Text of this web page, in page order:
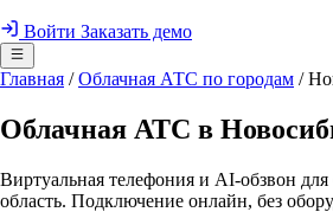
Войти Заказать демо
Главная / Облачная АТС по городам /
Облачная АТС в
Виртуальная телефония и AI-обзвон
область. Подключение онлайн, без